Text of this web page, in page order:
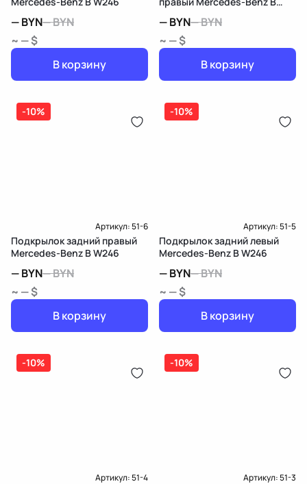
—BYN—BYN
~ — $
В корзину
—BYN—BYN
~ — $
В корзину
-10%
Артикул:51-6
Подкрылок задний правый
Mercedes-Benz B W246
—BYN—BYN
~ — $
В корзину
-10%
Артикул:51-5
Подкрылок задний левый
Mercedes-Benz B W246
—BYN—BYN
~ — $
В корзину
-10%
Артикул:51-4
-10%
Артикул:51-3